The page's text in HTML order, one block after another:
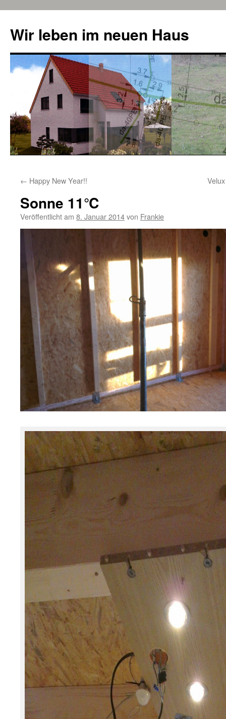
springen
Wir leben im neuen Haus
← Happy New Year!!
Sonne 11℃
Veröffentlicht am 8. Januar 2014von Frankie